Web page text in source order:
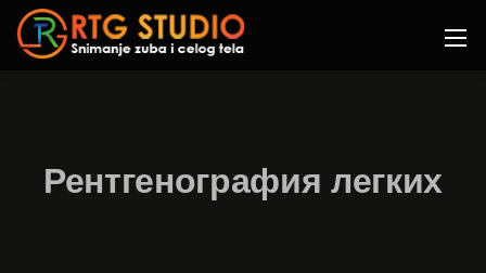
Рентгенография легких